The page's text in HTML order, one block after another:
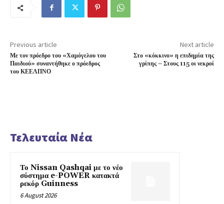
Previous article
Με τον πρόεδρο του «Χαμόγελου του
Παιδιού» συναντήθηκε ο πρόεδρος
του ΚΕΕΛΠΝΟ
Next article
Στο «κόκκινο» η επιδημία της
γρίπης – Στους 115 οι νεκροί
Τελευταία Νέα
Το Nissan Qashqai με το νέο
σύστημα e-POWER κατακτά
ρεκόρ Guinness
6 August 2026